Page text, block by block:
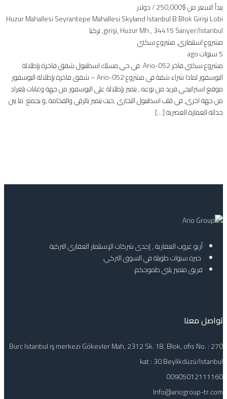
يبدأ السعر من$250,000
/ دولار
Huzur Mahallesi Seyrantepe Mahallesi Skyland İstanbul B Blok Girişi Lobi
girişi, Huzur Mh., 34415 Sarıyer/İstanbul, تركيا
مشروع استثماري,مشروع سكني
5 سنوات ago
مشروع سكني فاخر Ario-052 في حي مسلك اسطنبول شقق فاخرة بإطلالة
البوسفور لماذا شراء شقة في مشروع Ario-052 – شقق فاخرة بإطلالة البوسفور
موقع استراتيجي فريد من نوعه , يتميز بإطلالة على البوسفور من جهة وغابات بلغراد
من جهة اخرى, في قلب اسطنبول التجاري ,حيث يتميز بالرقي والفخامة ,و يجمع ما بين
حداثة العمارة العصرية […]
أريو غروب العقارية , إحدى شركات الإستثمار العقاري التركية
خبرة سنوات طويلة في السوق التركي.
فريق متميز يلبي طموحكم.
تواصل معنا
Burc Istanbul iş merkezi Gökevler Mah, 2312 Sk. 18. Blok, ofis No. : 270
kat : 30 Beylikdüzü/İstanbul
00905012111160
Info@ariogroup-tr.com